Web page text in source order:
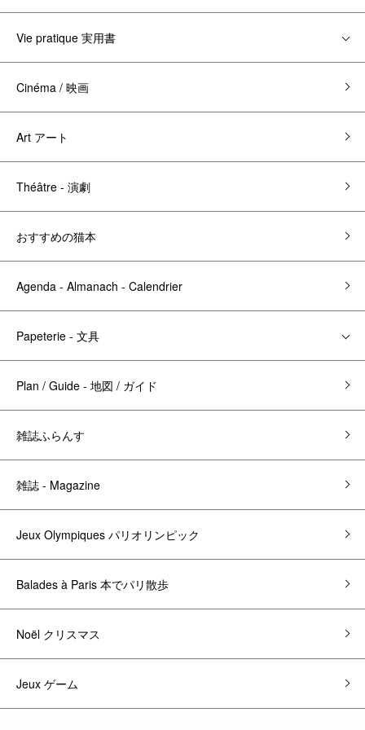
Vie pratique 実用書
Cinéma / 映画
Art アート
Théâtre - 演劇
おすすめの猫本
Agenda - Almanach - Calendrier
Papeterie - 文具
Plan / Guide - 地図 / ガイド
雑誌ふらんす
雑誌 - Magazine
Jeux Olympiques パリオリンピック
Balades à Paris 本でパリ散歩
Noël クリスマス
Jeux ゲーム